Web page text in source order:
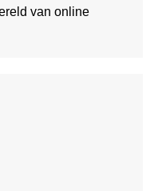
van online